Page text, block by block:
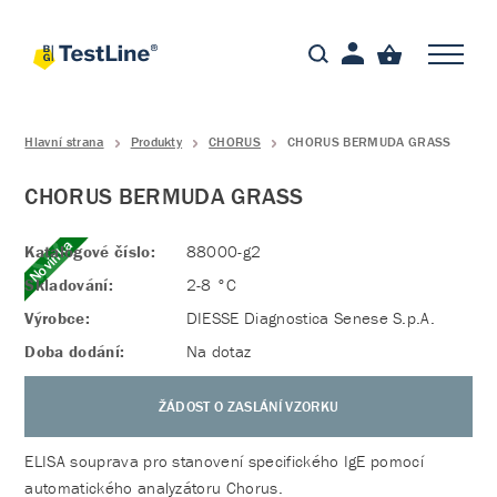
Hlavní strana Produkty CHORUS CHORUS BERMUDA GRASS
CHORUS BERMUDA GRASS
Novinka
Katalogové číslo:
88000-g2
Skladování:
2-8 °C
Výrobce:
DIESSE Diagnostica Senese S.p.A.
Doba dodání:
Na dotaz
ŽÁDOST O ZASLÁNÍ VZORKU
ELISA souprava pro stanovení specifického IgE pomocí
automatického analyzátoru Chorus.